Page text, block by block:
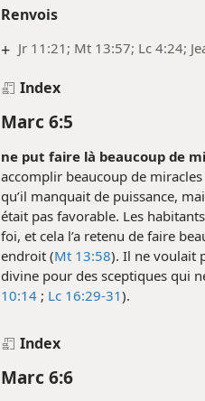
Renvois
+ Jr 11:21; Mt 13:57; Lc 4:24;
Index
Marc 6:5
ne put faire là beaucoup de
accomplir beaucoup de miracles
qu’il manquait de puissance,
était pas favorable. Les
foi, et cela l’a retenu de faire
endroit (Mt 13:58). Il ne voulait
divine pour des sceptiques qui
10:14 ; Lc 16:29-31).
Index
Marc 6:6